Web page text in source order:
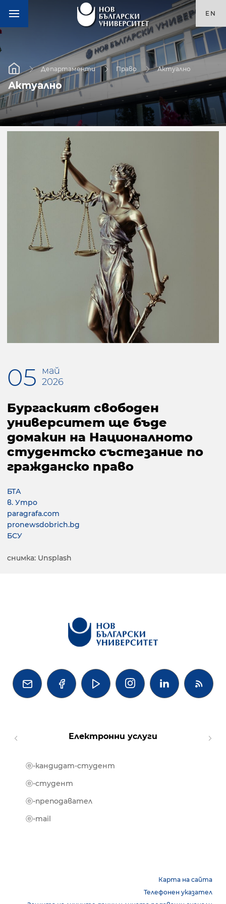
EN
Департаменти Право Актуално
Актуално
05
май
2026
Бургаският свободен
университет ще бъде
домакин на Националното
студентско състезание по
гражданско право
БТА
в. Утро
paragrafa.com
pronewsdobrich.bg
БСУ
снимка: Unsplash
   
Електронни услуги
ⓔ-кандидат-студент
ⓔ-студент
ⓔ-преподавател
ⓔ-mail
Карта на сайта
Телефонен указател